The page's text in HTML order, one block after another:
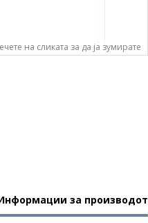
на сликата за да ја зумирате
за производот